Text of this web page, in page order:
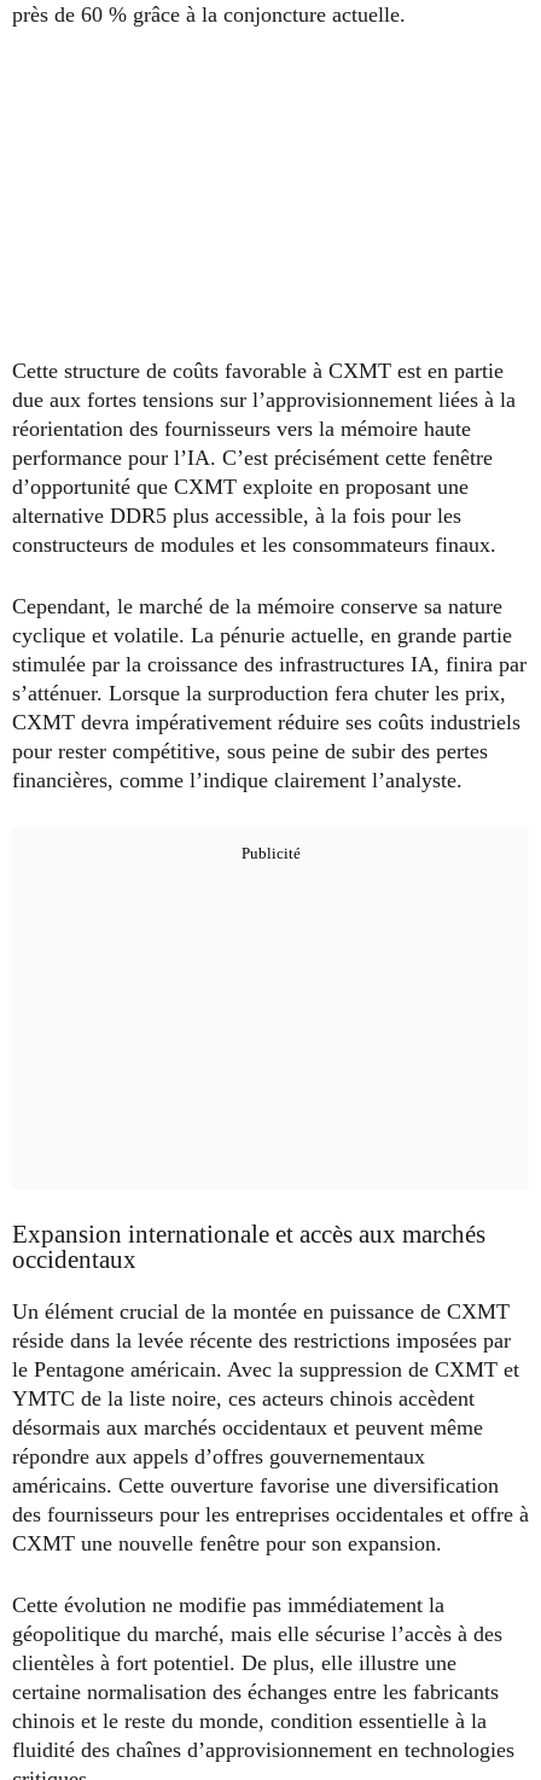
près de 60 % grâce à la conjoncture actuelle.
Cette structure de coûts favorable à CXMT est en partie
due aux fortes tensions sur l’approvisionnement liées à la
réorientation des fournisseurs vers la mémoire haute
performance pour l’IA. C’est précisément cette fenêtre
d’opportunité que CXMT exploite en proposant une
alternative DDR5 plus accessible, à la fois pour les
constructeurs de modules et les consommateurs finaux.
Cependant, le marché de la mémoire conserve sa nature
cyclique et volatile. La pénurie actuelle, en grande partie
stimulée par la croissance des infrastructures IA, finira par
s’atténuer. Lorsque la surproduction fera chuter les prix,
CXMT devra impérativement réduire ses coûts industriels
pour rester compétitive, sous peine de subir des pertes
financières, comme l’indique clairement l’analyste.
Expansion internationale et accès aux marchés
occidentaux
Un élément crucial de la montée en puissance de CXMT
réside dans la levée récente des restrictions imposées par
le Pentagone américain. Avec la suppression de CXMT et
YMTC de la liste noire, ces acteurs chinois accèdent
désormais aux marchés occidentaux et peuvent même
répondre aux appels d’offres gouvernementaux
américains. Cette ouverture favorise une diversification
des fournisseurs pour les entreprises occidentales et offre à
CXMT une nouvelle fenêtre pour son expansion.
Cette évolution ne modifie pas immédiatement la
géopolitique du marché, mais elle sécurise l’accès à des
clientèles à fort potentiel. De plus, elle illustre une
certaine normalisation des échanges entre les fabricants
chinois et le reste du monde, condition essentielle à la
fluidité des chaînes d’approvisionnement en technologies